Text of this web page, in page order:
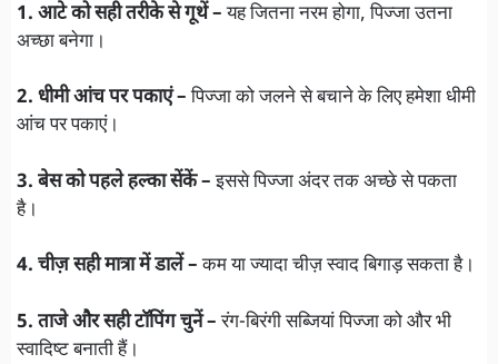
1. आटे को सही तरीके से गूथें –यह जितना नरम होगा, पिज्जा उतना
अच्छा बनेगा।
2. धीमी आंच पर पकाएं –पिज्जा को जलने से बचाने के लिए हमेशा धीमी
आंच पर पकाएं।
3. बेस को पहले हल्का सेंकें –इससे पिज्जा अंदर तक अच्छे से पकता
है।
4. चीज़ सही मात्रा में डालें –कम या ज्यादा चीज़ स्वाद बिगाड़ सकता है।
5. ताजे और सही टॉपिंग चुनें –रंग-बिरंगी सब्जियां पिज्जा को और भी
स्वादिष्ट बनाती हैं।